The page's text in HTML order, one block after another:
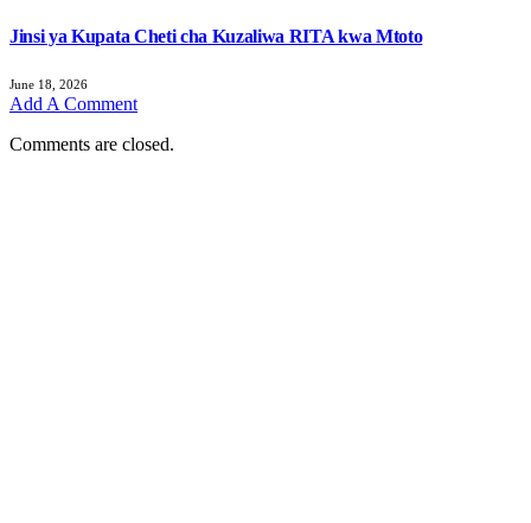
Jinsi ya Kupata Cheti cha Kuzaliwa RITA kwa Mtoto
June 18, 2026
Add A Comment
Comments are closed.